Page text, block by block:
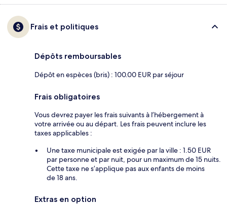
Frais et politiques
Dépôts remboursables
Dépôt en espèces (bris) : 100.00 EUR par séjour
Frais obligatoires
Vous devrez payer les frais suivants à l’hébergement à
votre arrivée ou au départ. Les frais peuvent inclure les
taxes applicables :
Une taxe municipale est exigée par la ville : 1.50 EUR
par personne et par nuit, pour un maximum de 15 nuits.
Cette taxe ne s’applique pas aux enfants de moins
de 18 ans.
Extras en option